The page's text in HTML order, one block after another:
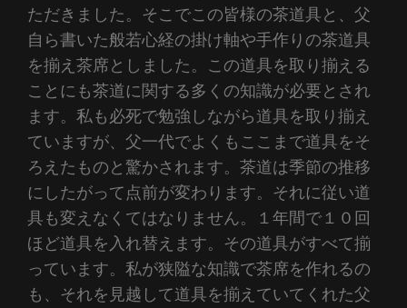
ただきました。そこでこの皆様の茶道具と、父
自ら書いた般若心経の掛け軸や手作りの茶道具
を揃え茶席としました。この道具を取り揃える
ことにも茶道に関する多くの知識が必要とされ
ます。私も必死で勉強しながら道具を取り揃え
ていますが、父一代でよくもここまで道具をそ
ろえたものと驚かされます。茶道は季節の推移
にしたがって点前が変わります。それに従い道
具も変えなくてはなりません。１年間で１０回
ほど道具を入れ替えます。その道具がすべて揃
っています。私が狭隘な知識で茶席を作れるの
も、それを見越して道具を揃えていてくれた父